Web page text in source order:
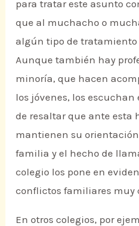
para tratar este asunto
que al muchacho o
algún tipo de
Aunque también hay
minoría, que hacen
los jóvenes, los escuchan
de resaltar que ante esta
mantienen su
familia y el hecho de
colegio los pone en
conflictos familiares muy
En otros colegios, por